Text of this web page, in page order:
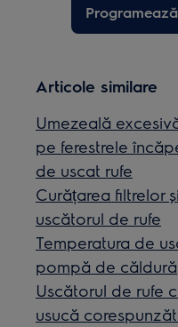
Articole similare
Umezeală
pe ferestrele
de uscat rufe
Curățarea filtrelor
uscătorul de rufe
Temperatura de
pompă de căldură
Uscătorul de rufe
usucă